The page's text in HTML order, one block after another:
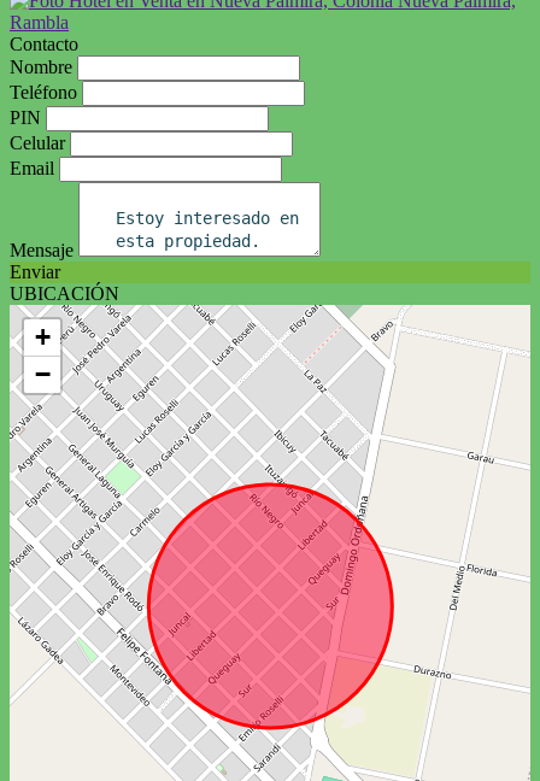
Contacto
Nombre
Teléfono
PIN
Celular
Email
Mensaje
Enviar
UBICACIÓN
+
−